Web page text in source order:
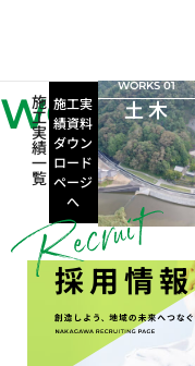
WORKS
施
工
実
績
一
覧
施工実
績資料
ダウン
ロード
ページ
へ
WORKS 01
土 木
採用情報